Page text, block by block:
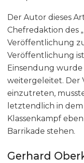
Der Autor dieses
Chefredaktion des
Veröffentlichung
Veröffentlichung
Einsendung wurde
weitergeleitet. Der
einzutreten,
letztendlich in
Klassenkampf
Barrikade stehen.
Gerhard